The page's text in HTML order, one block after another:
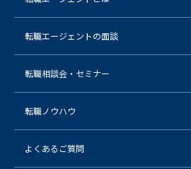
転職エージェントの面談
転職相談会・セミナー
転職ノウハウ
よくあるご質問